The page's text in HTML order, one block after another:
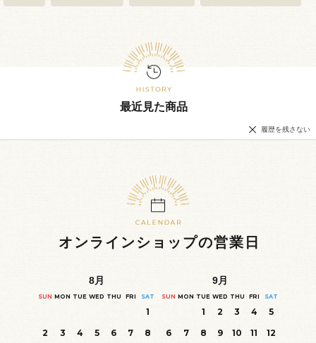
最近見た商品
履歴を残さない
オンラインショップの営業日
8月
SUN MON TUE WED THU FRI SAT
1
2
3 4 5 6 7
8
9月
SUN MON TUE WED THU FRI SAT
1 2 3 4
5
6
7 8 9 10 11
12